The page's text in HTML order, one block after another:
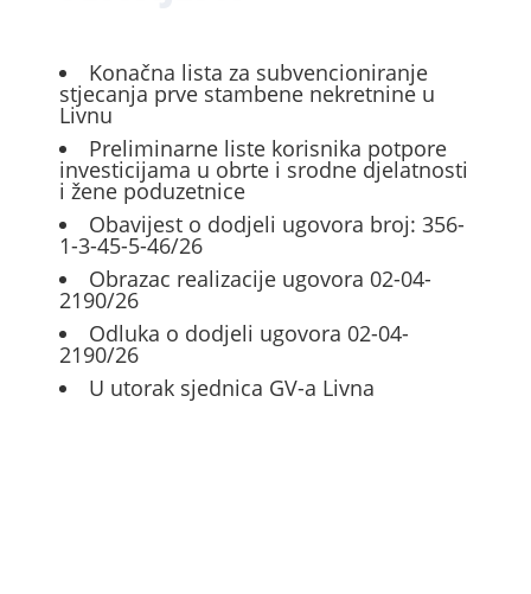
Konačna lista za subvencioniranje
stjecanja prve stambene nekretnine u
Livnu
Preliminarne liste korisnika potpore
investicijama u obrte i srodne djelatnosti
i žene poduzetnice
Obavijest o dodjeli ugovora broj: 356-
1-3-45-5-46/26
Obrazac realizacije ugovora 02-04-
2190/26
Odluka o dodjeli ugovora 02-04-
2190/26
U utorak sjednica GV-a Livna